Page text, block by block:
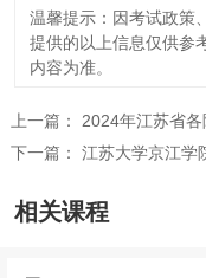
温馨提示：因考试政策
提供的以上信息仅供参
内容为准。
上一篇： 2024年江苏省
下一篇： 江苏大学京江学
相关课程